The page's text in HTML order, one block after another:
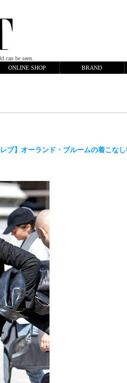
can be seen.
ONLINE SHOP BRAND
レブ】オーランド・ブルームの着こな